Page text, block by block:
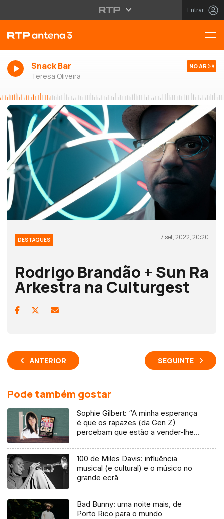
Entrar
Snack Bar
Teresa Oliveira
NO AR
DESTAQUES 7 set, 2022, 20:20
Rodrigo Brandão + Sun Ra
Arkestra na Culturgest
ANTERIOR SEGUINTE
Pode também gostar
Sophie Gilbert: “A minha esperança
é que os rapazes (da Gen Z)
percebam que estão a vender-lhes
100 de Miles Davis: influência
musical (e cultural) e o músico no
grande ecrã
Bad Bunny: uma noite mais, de
Porto Rico para o mundo